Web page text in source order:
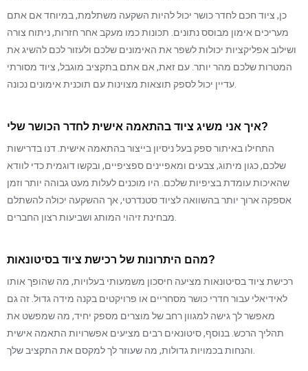
כן, ציוד חכם לחדר כושר יכול להיות השקעה משתלמת, במיוחד אם אתם
מעריכים אימון מבוסס נתונים. תכונות כמו מעקב אחר חזרות, ניתוח צורה
ושילוב אפליקציות יכולות לשפר את האימונים שלכם ולעזור לכם להשיג את
המטרות שלכם מהר יותר. עם זאת, אם אתם בתקציב מוגבל, ציוד מסורתי
איך אני משיג ציוד בהתאמה אישית לחדר הכושר שלי?
התחילו באיתור ספק בעל ניסיון בייצור בהתאמה אישית. דנו בדרישות
שלכם, כגון מיתוג, צבעים ומאפיינים ספציפיים, ובקשו דוגמית כדי לוודא
שהאיכות עומדת בציפיות שלכם. היו מוכנים לעלות מעט גבוהה יותר וזמן
אספקה ​​ארוך יותר בהשוואה לציוד סטנדרטי, אך ההשקעה יכולה להשתלם
מהם היתרונות של רכישת ציוד בסיטונאות?
רכישת ציוד בסיטונאות מציעה חיסכון משמעותי בעלויות, מה שהופך אותו
לאידיאלי עבור חדרי כושר מסחריים או פרויקטים בקנה מידה גדול. זה גם
מאפשר לך גישה למגוון רחב של מוצרים מספק יחיד, מה שמפשט את
תהליך הרכש. בנוסף, סיטונאים רבים מציעים אפשרויות התאמה אישית